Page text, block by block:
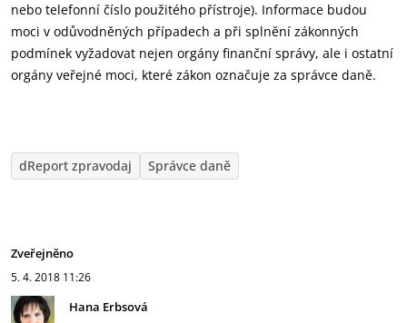
nebo telefonní číslo použitého přístroje). Informace budou
moci v odůvodněných případech a při splnění zákonných
podmínek vyžadovat nejen orgány finanční správy, ale i ostatní
orgány veřejné moci, které zákon označuje za správce daně.
dReport zpravodaj Správce daně
Zveřejněno
5. 4. 2018 11:26
Hana Erbsová